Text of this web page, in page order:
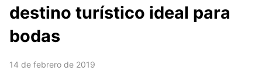
destino turístico ideal para
bodas
14 de febrero de 2019